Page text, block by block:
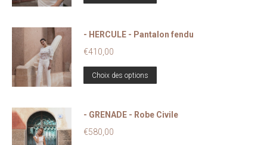
plusieurs
- HERCULE - Pantalon fendu
€410,00
Choix des options
plusieurs
- GRENADE - Robe Civile
€580,00